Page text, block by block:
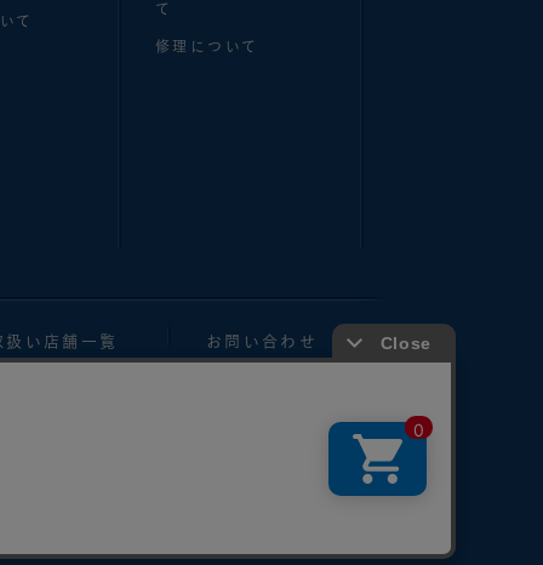
て
て
修理について
扱い店舗一覧 お問い合わせ